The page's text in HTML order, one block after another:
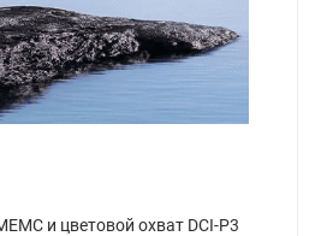
и цветовой охват DCI-P3